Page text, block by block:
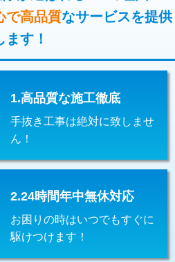
16,500円
清掃・修
中作業）
22,000円
清掃・修
重作業）
33,000円
8,800円～
22,000円+材料費
デッキ
13,200円+材料費
・デッキ
16,500円+材料費
ラップ
22,000円+材料費
で高品質なサービスを提供
ます！
1.高品質な施工徹底
手抜き工事は絶対に致しませ
ん！
2.24時間年中無休対応
お困りの時はいつでもすぐに
駆けつけます！